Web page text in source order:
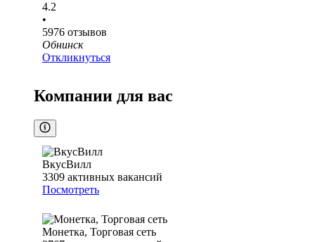
4.2
•
5976 отзывов
Обнинск
Откликнуться
Компании для вас
ВкусВилл
3309 активных вакансий
Посмотреть
Монетка, Торговая сеть